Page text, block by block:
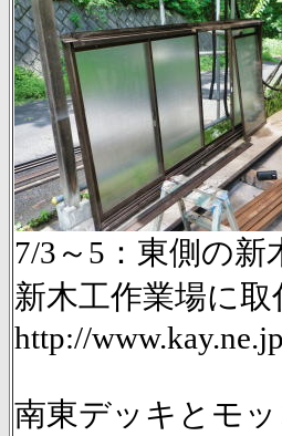
7/3～5：東側の新
新木工作業場に
http://
南東デッキとモ